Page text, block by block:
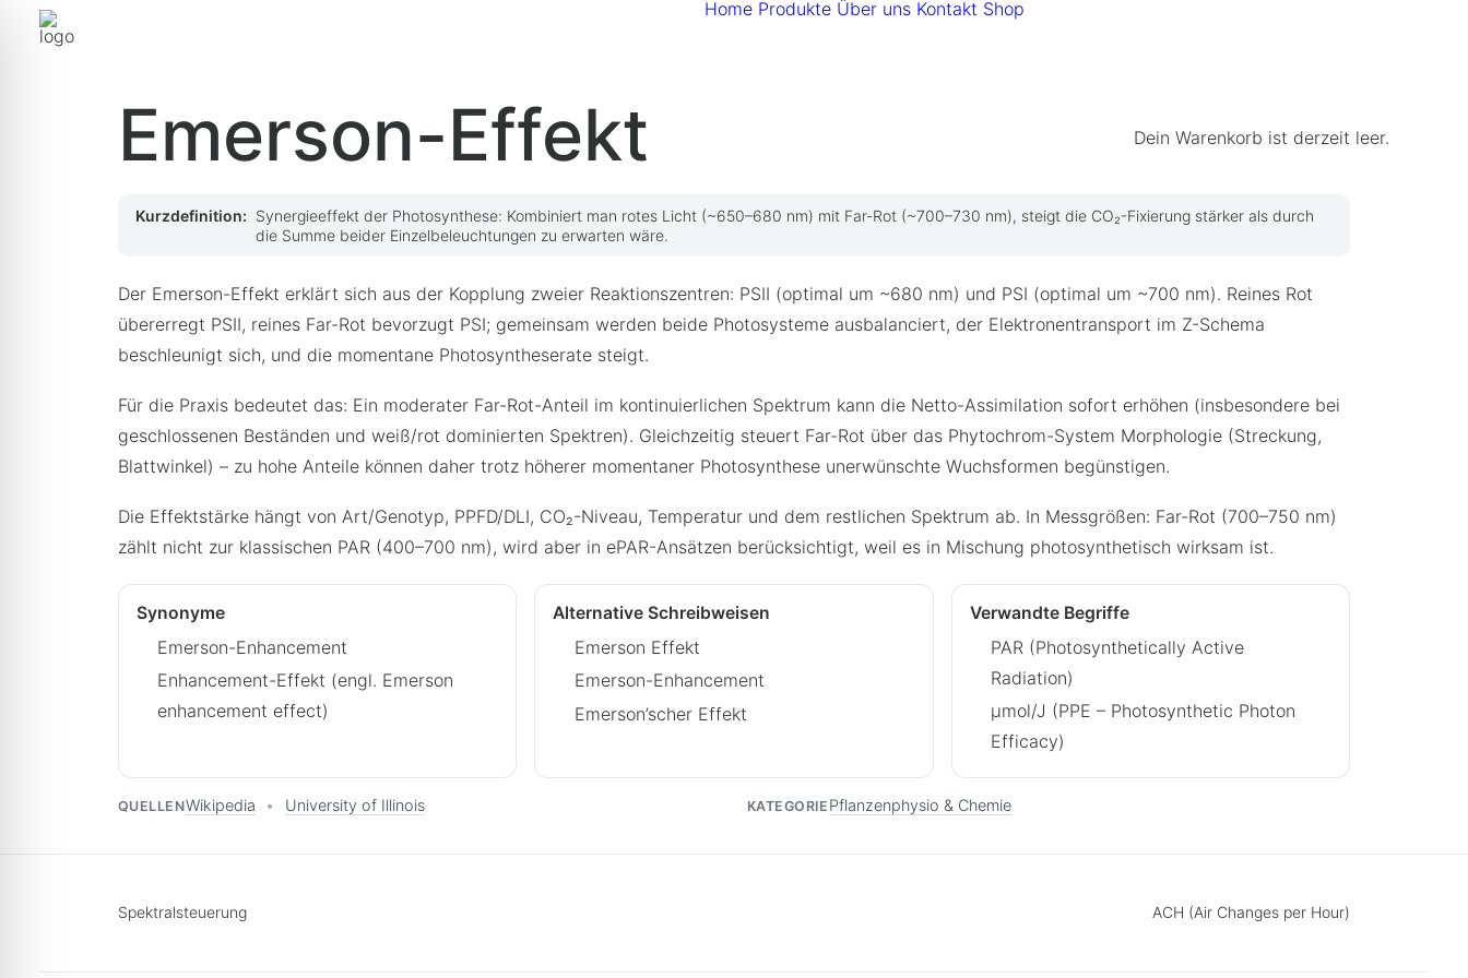
Home Produkte Über uns Kontakt Shop
Dein Warenkorb ist derzeit leer.
Emerson-Effekt
Kurzdefinition: Synergieeffekt der Photosynthese: Kombiniert man rotes Licht (~650–680 nm) mit Far-Rot (~700–730 nm), steigt die CO₂-Fixierung stärker als durch
die Summe beider Einzelbeleuchtungen zu erwarten wäre.
Der Emerson-Effekt erklärt sich aus der Kopplung zweier Reaktionszentren: PSII (optimal um ~680 nm) und PSI (optimal um ~700 nm). Reines Rot
übererregt PSII, reines Far-Rot bevorzugt PSI; gemeinsam werden beide Photosysteme ausbalanciert, der Elektronentransport im Z-Schema
beschleunigt sich, und die momentane Photosyntheserate steigt.
Für die Praxis bedeutet das: Ein moderater Far-Rot-Anteil im kontinuierlichen Spektrum kann die Netto-Assimilation sofort erhöhen (insbesondere bei
geschlossenen Beständen und weiß/rot dominierten Spektren). Gleichzeitig steuert Far-Rot über das Phytochrom-System Morphologie (Streckung,
Blattwinkel) – zu hohe Anteile können daher trotz höherer momentaner Photosynthese unerwünschte Wuchsformen begünstigen.
Die Effektstärke hängt von Art/Genotyp, PPFD/DLI, CO₂-Niveau, Temperatur und dem restlichen Spektrum ab. In Messgrößen: Far-Rot (700–750 nm)
zählt nicht zur klassischen PAR (400–700 nm), wird aber in ePAR-Ansätzen berücksichtigt, weil es in Mischung photosynthetisch wirksam ist.
Synonyme
Emerson-Enhancement
Enhancement-Effekt (engl. Emerson
enhancement effect)
Alternative Schreibweisen
Emerson Effekt
Emerson-Enhancement
Emerson’scher Effekt
Verwandte Begriffe
PAR (Photosynthetically Active
Radiation)
µmol/J (PPE – Photosynthetic Photon
Efficacy)
QUELLENWikipedia • University of Illinois KATEGORIE Pflanzenphysio & Chemie
Spektralsteuerung ACH (Air Changes per Hour)